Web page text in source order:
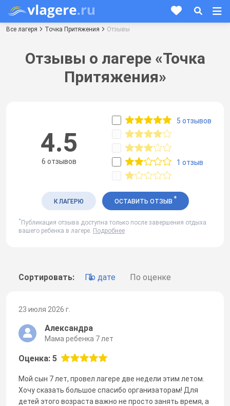
Все лагеря Точка Притяжения Отзывы
Отзывы о лагере «Точка
Притяжения»
Сортировать: По дате По оценке
23 июля 2026 г.
Александра
Мама ребенка 7 лет
Оценка: 5
Мой сын 7 лет, провел лагере две недели этим летом.
Хочу сказать большое спасибо организаторам! Для
детей этого возраста важно не просто занять время, а
4.5
6 отзывов
5 отзывов
1 отзыв
К ЛАГЕРЮ ОСТАВИТЬ ОТЗЫВ *
* Публикация отзыва доступна только после завершения отдыха
вашего ребенка в лагере. Подробнее